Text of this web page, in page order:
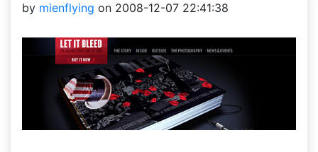
by mienflying on 2008-12-07 22:41:38